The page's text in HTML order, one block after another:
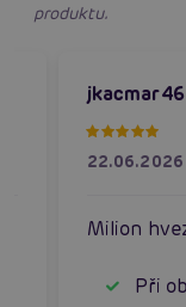
produktu.
jkacmar46
22.06.2026
Milion
Při